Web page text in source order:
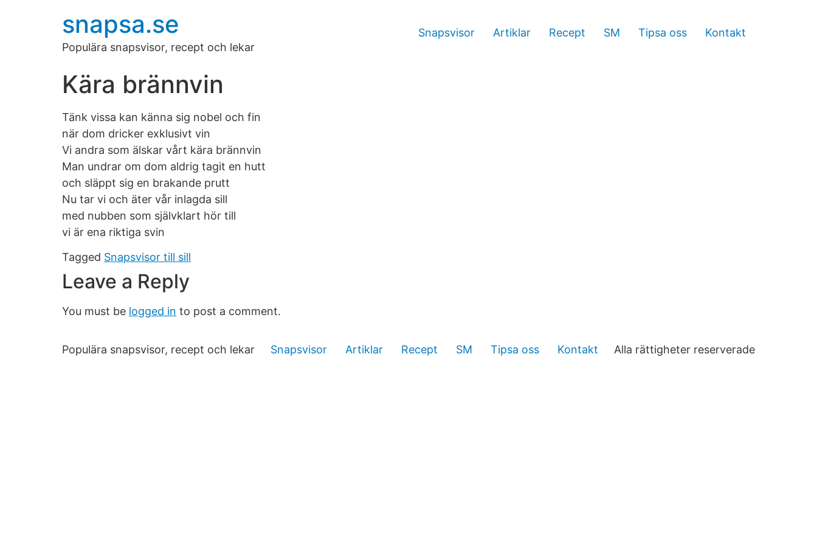
snapsa.se
Populära snapsvisor, recept och lekar
Snapsvisor Artiklar Recept SM Tipsa oss Kontakt
Kära brännvin
Tänk vissa kan känna sig nobel och fin
när dom dricker exklusivt vin
Vi andra som älskar vårt kära brännvin
Man undrar om dom aldrig tagit en hutt
och släppt sig en brakande prutt
Nu tar vi och äter vår inlagda sill
med nubben som självklart hör till
vi är ena riktiga svin
Tagged Snapsvisor till sill
Leave a Reply
You must be logged in to post a comment.
Populära snapsvisor, recept och lekar Snapsvisor Artiklar Recept SM Tipsa oss Kontakt Alla rättigheter reserverade